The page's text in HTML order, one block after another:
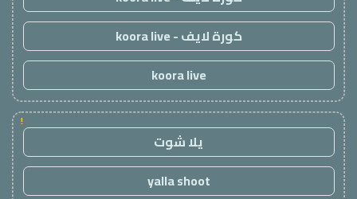
كورة لايف - koora live
koora live
!
يلا شوت
yalla shoot